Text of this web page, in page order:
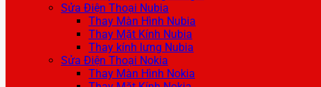
Sửa Điện Thoại Nubia
Thay Màn Hình Nubia
Thay Mặt Kính Nubia
Thay kính lưng Nubia
Sửa Điện Thoại Nokia
Thay Màn Hình Nokia